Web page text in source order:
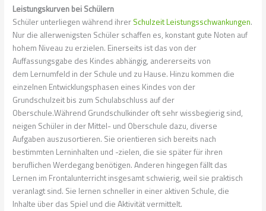
Leistungskurven bei Schülern
Schüler unterliegen während ihrer SchulzeitLeistungsschwankungen.
Nur die allerwenigsten Schüler schaffen es, konstant gute Noten auf
hohem Niveau zu erzielen. Einerseits ist das von der
Auffassungsgabe des Kindes abhängig, andererseits von
dem Lernumfeld in der Schule und zu Hause. Hinzu kommen die
einzelnen Entwicklungsphasen eines Kindes von der
Grundschulzeit bis zum Schulabschluss auf der
Oberschule.Während Grundschulkinder oft sehr wissbegierig sind,
neigen Schüler in der Mittel- und Oberschule dazu, diverse
Aufgaben auszusortieren. Sie orientieren sich bereits nach
bestimmten Lerninhalten und -zielen, die sie später für ihren
beruflichen Werdegang benötigen. Anderen hingegen fällt das
Lernen im Frontalunterricht insgesamt schwierig, weil sie praktisch
veranlagt sind. Sie lernen schneller in einer aktiven Schule, die
Inhalte über das Spiel und die Aktivität vermittelt.